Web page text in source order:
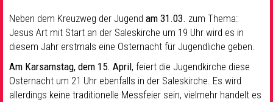
Musik& Kultur
Seelsorge & Kontakt
Neben dem Kreuzweg der Jugend am 31.03. zum Thema:
Jesus Art mit Start an der Saleskirche um 19 Uhr wird es in
diesem Jahr erstmals eine Osternacht für Jugendliche geben.
Am Karsamstag, dem 15. April, feiert die Jugendkirche diese
Osternacht um 21 Uhr ebenfalls in der Saleskirche. Es wird
allerdings keine traditionelle Messfeier sein, vielmehr handelt es